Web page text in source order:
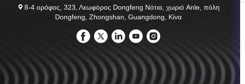
8-4 ορόφος, 323, Λεωφόρος Dongfeng Νότια, χωριό Anle, πόλη
Dongfeng, Zhongshan, Guangdong, Κίνα